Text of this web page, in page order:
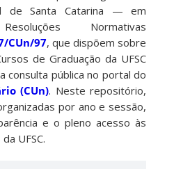
de Santa Catarina — em
Normativas
CUn/97, que dispõem sobre
de Graduação da UFSC
pública no portal do
(CUn). Neste repositório,
por ano e sessão,
e o pleno acesso às
UFSC.